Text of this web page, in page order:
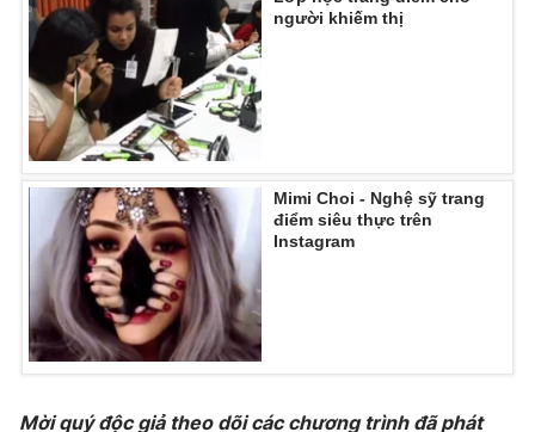
THỜI BÁO VTV
Theo dõi báo trên
Cơ quan chủ quản:Đài Truyền hình Việt Nam
Cơ quan báo chí:Thời báo VTV
Giấy phép hoạt động báo in và báo điện tử số 483/GP-BTTTT
cấp ngày 29/12/2023
Tổng Biên tập:Vũ Thanh Thủy
Phó Tổng Biên tập:Nguyễn Thị Mỹ Hạnh, Phạm Quốc Thắng,
Nguyễn Trọng Ninh
Tổng đài VTV: 024.38 355 931 - 024.38 355 932
người khiếm thị
Mimi Choi - Nghệ sỹ trang
điểm siêu thực trên
Instagram
Mời quý độc giả theo dõi các chương trình đã phát